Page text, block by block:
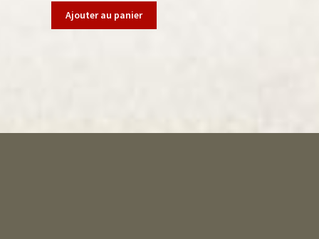
Ajouter au panier